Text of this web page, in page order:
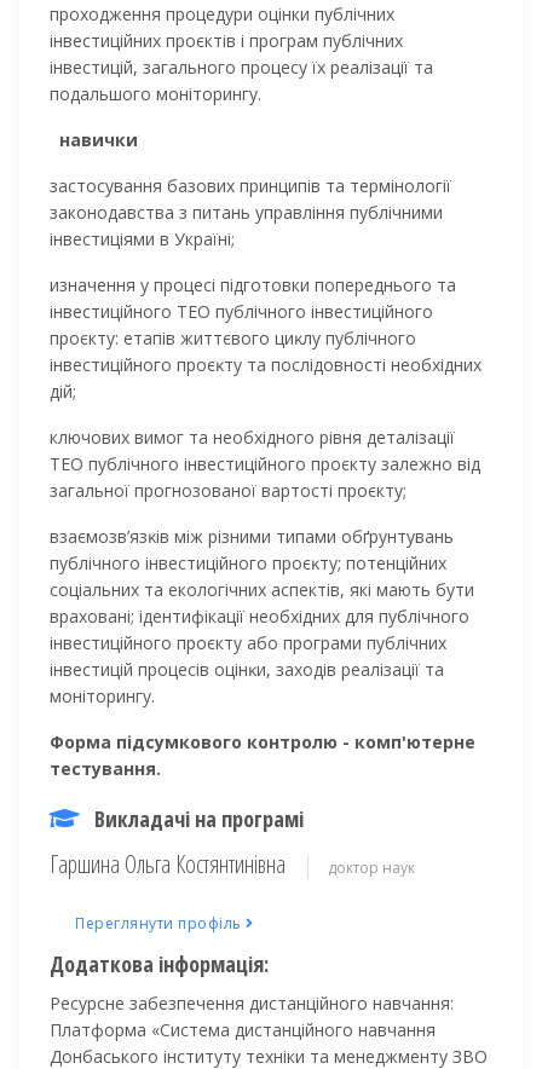
проходження процедури оцінки публічних
інвестиційних проєктів і програм публічних
інвестицій, загального процесу їх реалізації та
подальшого моніторингу.
навички
застосування базових принципів та термінології
законодавства з питань управління публічними
інвестиціями в Україні;
изначення у процесі підготовки попереднього та
інвестиційного ТЕО публічного інвестиційного
проєкту: етапів життєвого циĸлу публічного
інвестиційного проєĸту та послідовності необхідних
дій;
ключових вимог та необхідного рівня деталізації
ТЕО публічного інвестиційного проєкту залежно від
загальної прогнозованої вартості проєкту;
взаємозв’язĸів між різними типами обґрунтувань
публічного інвестиційного проєĸту; потенційних
соціальних та екологічних аспектів, які мають бути
враховані; ідентифікації необхідних для публічного
інвестиційного проєкту або програми публічних
інвестицій процесів оцінĸи, заходів реалізації та
моніторингу.
Форма підсумкового контролю - комп'ютерне
тестування.
Викладачі на програмі
Гаршина Ольга Костянтинівна доктор наук
Переглянути профіль
Додаткова інформація:
Ресурсне забезпечення дистанційного навчання:
Платформа «Система дистанційного навчання
Донбаського інституту техніки та менеджменту ЗВО